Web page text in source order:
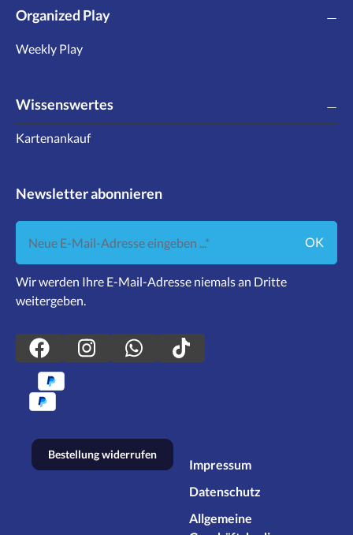
Organized Play
Weekly Play
Wissenswertes
Kartenankauf
Newsletter abonnieren
Neue E-Mail-Adresse eingeben ...
OK
Wir werden Ihre E-Mail-Adresse niemals an Dritte
weitergeben.
Bestellung widerrufen
Impressum
Datenschutz
Allgemeine